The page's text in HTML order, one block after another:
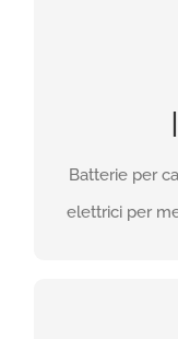
Batterie per
elettrici per
Batterie per
elettrici per